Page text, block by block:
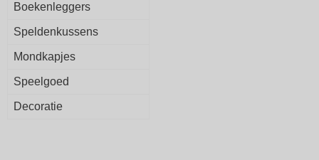
Boekenleggers
Speldenkussens
Mondkapjes
Speelgoed
Decoratie